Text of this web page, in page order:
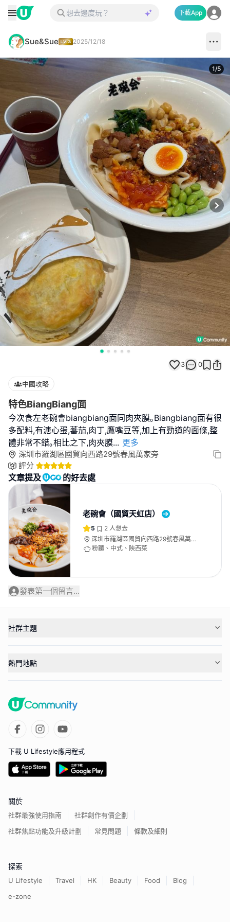
下載App
Sue&Sue 2025/12/18
1/5
3 0
中國攻略
特色BiangBiang面
今次食左老碗會biangbiang面同肉夾膜｡Biangbiang面有很
多配料,有溏心蛋,蕃茄,肉丁,鷹嘴豆等,加上有勁道的面條,整
體非常不錯｡相比之下,肉夾膜... 更多
深圳市羅湖區國貿向西路29號春風萬家旁
評分
文章提及 的好去處
老碗會（國貿天虹店）
5 2 人想去
深圳市羅湖區國貿向西路29號春風萬家
旁
粉麵、中式、陝西菜
發表第一個留言...
社群主題
熱門地點
下載 U Lifestyle應用程式
關於
社群最強使用指南
社群創作有價企劃
社群焦點功能及升級計劃
常見問題 條款及細則
探索
U Lifestyle Travel HK Beauty Food
Blog
e-zone